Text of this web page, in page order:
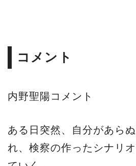
コメント
内野聖陽コメント
ある日突然、自分があら
れ、検察の作ったシナリ